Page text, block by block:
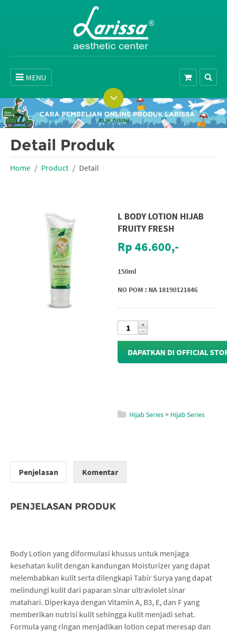
MENU
Detail Produk
Home Product Detail
L BODY LOTION HIJAB
FRUITY FRESH
Rp 46.600,-
150ml
NO POM : NA 18190121846
DAPATKAN DI OFFICIAL
Hijab Series> Hijab Series
Penjelasan Komentar
PENJELASAN PRODUK
Body Lotion yang diformulasi khusus untuk menjaga
kesehatan kulit dengan kandungan Moisturizer yang dapat
melembabkan kulit serta dilengkapi Tabir Surya yang dapat
melindungi kulit dari paparan sinar ultraviolet sinar
matahari. Diperkaya dengan Vitamin A, B3, E, dan F yang
memberikan nutrisi kulit sehingga kulit menjadi sehat.
Formula yang ringan menjadikan lotion cepat meresap dan